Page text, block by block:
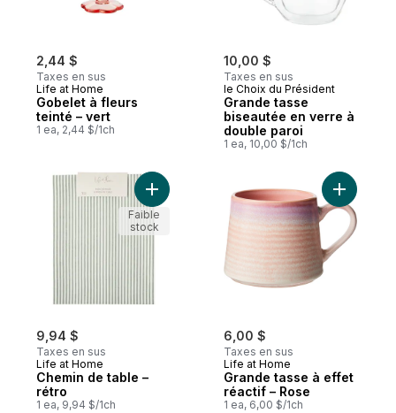
2,44 $
Taxes en sus
Life at Home
Gobelet à fleurs
teinté – vert
1 ea, 2,44 $/1ch
10,00 $
Taxes en sus
le Choix du Président
Grande tasse
biseautée en verre à
double paroi
1 ea, 10,00 $/1ch
9,94 $
Taxes en sus
Life at Home
Chemin de table –
rétro
1 ea, 9,94 $/1ch
Ajouter Chemin de table – rétro au panier
Faible
stock
6,00 $
Taxes en sus
Life at Home
Grande tasse à effet
réactif – Rose
1 ea, 6,00 $/1ch
Ajouter